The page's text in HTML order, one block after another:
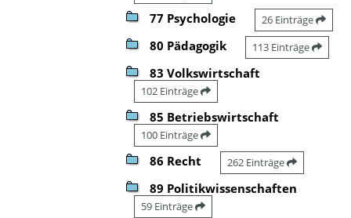
77 Psychologie 26 Einträge
80 Pädagogik 113 Einträge
83 Volkswirtschaft
102 Einträge
85 Betriebswirtschaft
100 Einträge
86 Recht 262 Einträge
89 Politikwissenschaften
59 Einträge